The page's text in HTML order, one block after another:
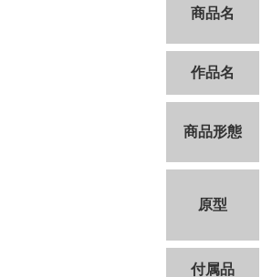
商品名
作品名
商品形態
原型
付属品